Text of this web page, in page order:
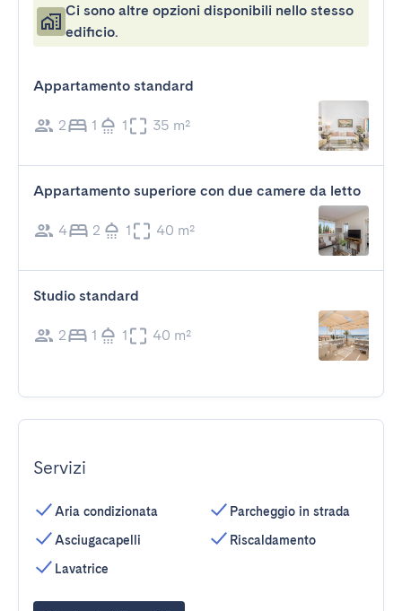
Ci sono altre opzioni disponibili nello stesso
edificio.
Appartamento standard
2 1 1 35 m²
Appartamento superiore con due camere da letto
4 2 1 40 m²
Studio standard
2 1 1 40 m²
Servizi
Aria condizionata
Asciugacapelli
Lavatrice
Parcheggio in strada
Riscaldamento